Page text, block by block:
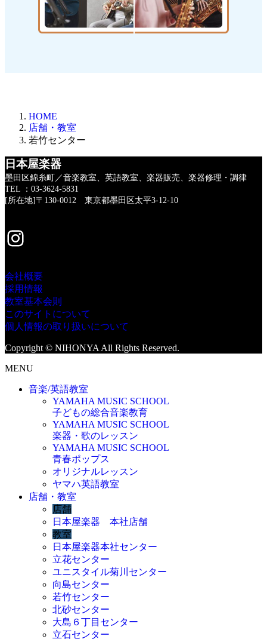
HOME
店舗・教室
若竹センター
日本屋楽器
墨田区錦糸町／音楽教室、英語教室、楽器販売、楽器修理・調律
TEL ：03-3624-5831
[所在地]〒130-0012 東京都墨田区太平3-12-10
Instagram
会社概要
採用情報
教室基本会則
このサイトについて
個人情報の取り扱いについて
Copyright © NIHONYA All Rights Reserved.
MENU
音楽/英語教室
YAMAHA MUSIC SCHOOL
子どもの総合音楽教育
YAMAHA MUSIC SCHOOL
楽器・歌のレッスン
YAMAHA MUSIC SCHOOL
青春ポップス
オリジナルレッスン
ヤマハ英語教室
店舗・教室
店舗
日本屋楽器 本社店舗
教室
日本屋楽器本社センター
立花センター
ユニスタイル菊川センター
向島センター
若竹センター
北砂センター
大島６丁目センター
立石センター